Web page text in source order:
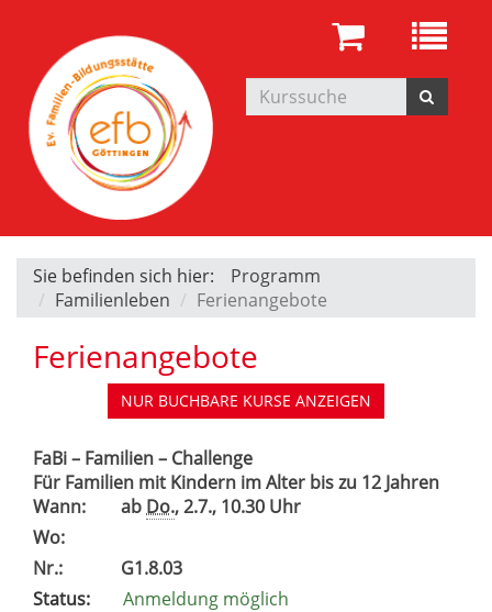
Sie befinden sich hier:
Programm
Familienleben
Ferienangebote
Ferienangebote
NUR BUCHBARE KURSE ANZEIGEN
FaBi – Familien – Challenge
Für Familien mit Kindern im Alter bis zu 12 Jahren
Wann:
ab Do., 2.7., 10.30 Uhr
Wo:
Nr.:
G1.8.03
Status:
Anmeldung möglich